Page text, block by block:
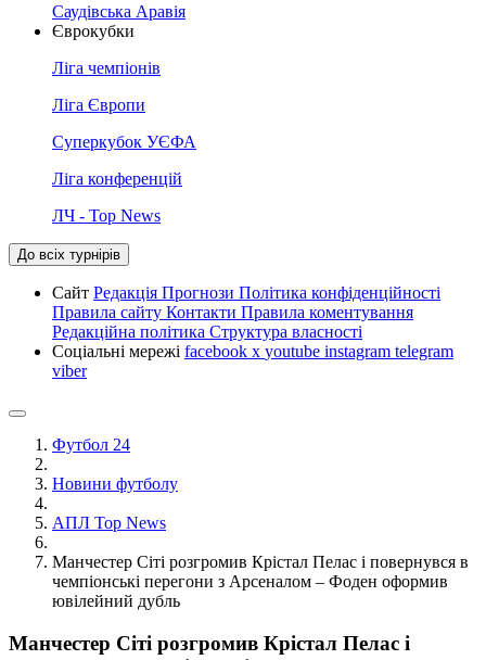
Саудівська Аравія
Єврокубки
Ліга чемпіонів
Ліга Європи
Суперкубок УЄФА
Ліга конференцій
ЛЧ - Top News
До всіх турнірів
Сайт Редакція Прогнози Політика конфіденційності
Правила сайту Контакти Правила коментування
Редакційна політика Структура власності
Соціальні мережі facebook x youtube instagram telegram
viber
Футбол 24
Новини футболу
АПЛ Top News
Манчестер Сіті розгромив Крістал Пелас і повернувся в
чемпіонські перегони з Арсеналом – Фоден оформив
ювілейний дубль
Манчестер Сіті розгромив Крістал Пелас і